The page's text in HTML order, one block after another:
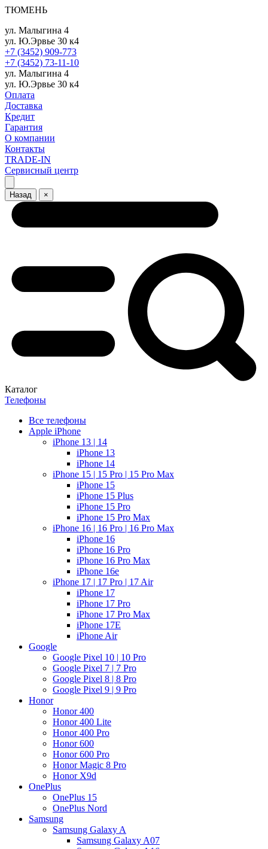
ТЮМЕНЬ
ул. Малыгина 4
ул. Ю.Эрвье 30 к4
+7 (3452) 909-773
+7 (3452) 73-11-10
ул. Малыгина 4
ул. Ю.Эрвье 30 к4
Оплата
Доставка
Кредит
Гарантия
О компании
Контакты
TRADE-IN
Сервисный центр
Назад ×
Каталог
Телефоны
Все телефоны
Apple iPhone
iPhone 13 | 14
iPhone 13
iPhone 14
iPhone 15 | 15 Pro | 15 Pro Max
iPhone 15
iPhone 15 Plus
iPhone 15 Pro
iPhone 15 Pro Max
iPhone 16 | 16 Pro | 16 Pro Max
iPhone 16
iPhone 16 Pro
iPhone 16 Pro Max
iPhone 16e
iPhone 17 | 17 Pro | 17 Air
iPhone 17
iPhone 17 Pro
iPhone 17 Pro Max
iPhone 17E
iPhone Air
Google
Google Pixel 10 | 10 Pro
Google Pixel 7 | 7 Pro
Google Pixel 8 | 8 Pro
Google Pixel 9 | 9 Pro
Honor
Honor 400
Honor 400 Lite
Honor 400 Pro
Honor 600
Honor 600 Pro
Honor Magic 8 Pro
Honor X9d
OnePlus
OnePlus 15
OnePlus Nord
Samsung
Samsung Galaxy A
Samsung Galaxy A07